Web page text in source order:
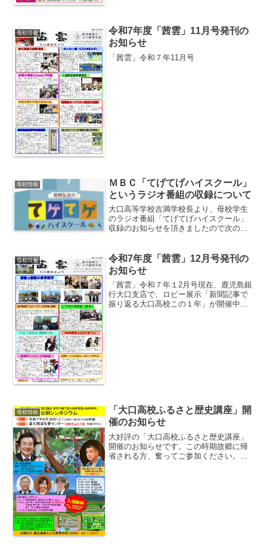
母校情報
令和7年度「茜雲」11月号発刊の
お知らせ
「茜雲」令和７年11月号
母校情報
ＭＢＣ「てげてげハイスクール」
というラジオ番組の収録について
大口高等学校吉満学校長より、母校学生
のラジオ番組「てげてげハイスクール」
収録のお知らせを頂きましたので次のと
Android端末のアプリで、当該エリア（こ
の場合鹿児島県内）...
母校情報
令和7年度「茜雲」12月号発刊の
お知らせ
「茜雲」令和７年１2月号現在、鹿児島銀
行大口支店で、ロビー展示「新聞記事で
振り返る大口高校この１年」が開催中。
母校情報
「大口高校ふるさと歴史講座」開
催のお知らせ
大好評の「大口高校ふるさと歴史講座」
開催のお知らせです。この時期故郷に帰
省される方、奮ってご参加ください。最